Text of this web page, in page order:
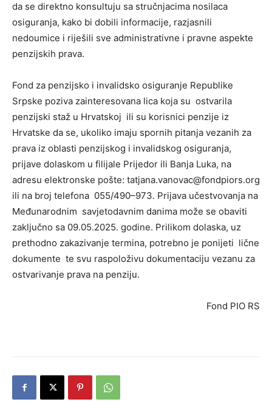
da se direktno konsultuju sa stručnjacima nosilaca
osiguranja, kako bi dobili informacije, razjasnili
nedoumice i riješili sve administrativne i pravne aspekte
penzijskih prava.
Fond za penzijsko i invalidsko osiguranje Republike
Srpske poziva zainteresovana lica koja su ostvarila
penzijski staž u Hrvatskoj ili su korisnici penzije iz
Hrvatske da se, ukoliko imaju spornih pitanja vezanih za
prava iz oblasti penzijskog i invalidskog osiguranja,
prijave dolaskom u filijale Prijedor ili Banja Luka, na
adresu elektronske pošte: tatjana.vanovac@fondpiors.org
ili na broj telefona 055/490–973. Prijava učestvovanja na
Međunarodnim savjetodavnim danima može se obaviti
zaključno sa 09.05.2025. godine. Prilikom dolaska, uz
prethodno zakazivanje termina, potrebno je ponijeti lične
dokumente te svu raspoloživu dokumentaciju vezanu za
ostvarivanje prava na penziju.
Fond PIO RS